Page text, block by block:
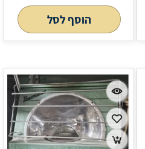
הוסף לסל